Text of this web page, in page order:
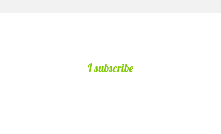
I subscribe